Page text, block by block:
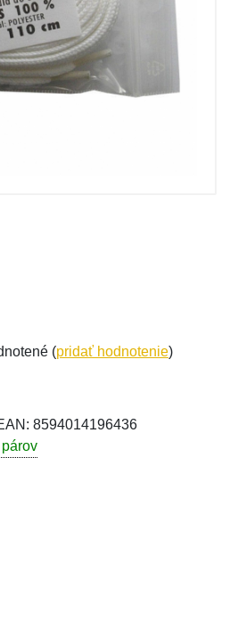
(pridať hodnotenie)
8594014196436